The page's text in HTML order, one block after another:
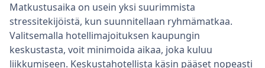
Matkustusaika on usein yksi suurimmista
stressitekijöistä, kun suunnitellaan ryhmämatkaa.
Valitsemalla hotellimajoituksen kaupungin
keskustasta, voit minimoida aikaa, joka kuluu
liikkumiseen. Keskustahotellista käsin pääset nopeasti